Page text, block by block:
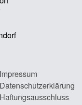
Impressum
Datenschutzerklärung
Haftungsausschluss